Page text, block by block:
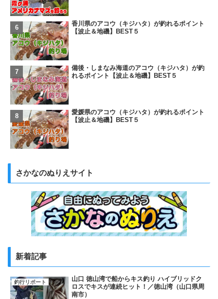
香川県のアコウ（キジハタ）が釣れるポイント
【波止＆地磯】BEST５
備後・しまなみ海道のアコウ（キジハタ）が釣
れるポイント【波止＆地磯】BEST５
愛媛県のアコウ（キジハタ）が釣れるポイント
【波止＆地磯】BEST５
さかなのぬりえサイト
新着記事
釣行リポート
山口 徳山湾で船からキス釣り ハイブリッドク
ロスでキスが連続ヒット！／徳山湾（山口県周
南市）